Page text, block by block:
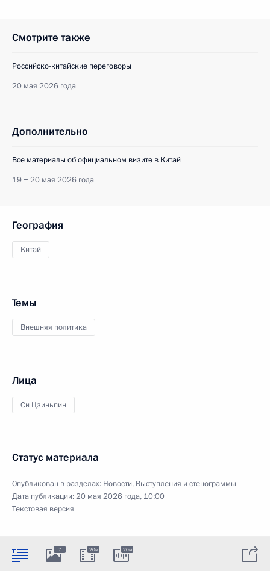
Смотрите также
Российско-китайские переговоры
20 мая 2026 года
Дополнительно
Все материалы об официальном визите в Китай
19 − 20 мая 2026 года
География
Китай
Темы
Внешняя политика
Лица
Си Цзиньпин
Статус материала
Опубликован в разделах: Новости, Выступления и стенограммы
Дата публикации:20 мая 2026 года, 10:00
Текстовая версия
7 20м 20м